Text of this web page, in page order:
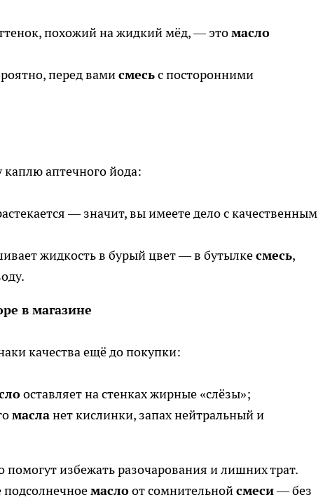
похожий на жидкий мёд, — этомасло
перед вамисмесьс посторонними
аптечного йода:
— значит, вы имеете дело с качественным
жидкость в бурый цвет — в бутылкесмесь,
в магазине
качества ещё до покупки:
оставляет на стенках жирные «слёзы»;
масланет кислинки, запах нейтральный и
избежать разочарования и лишних трат.
подсолнечноемаслоот сомнительнойсмеси— без